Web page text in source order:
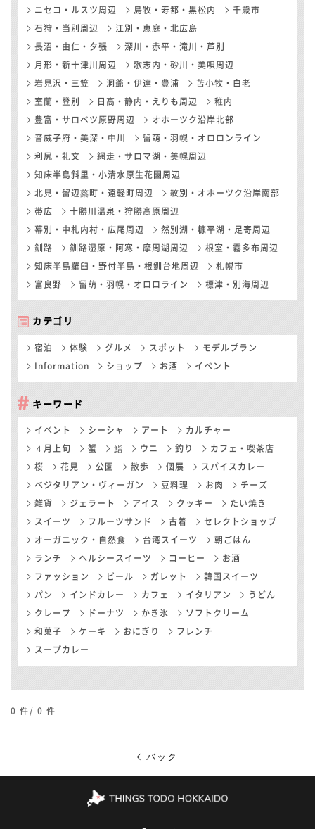
ニセコ・ルスツ周辺 島牧・寿都・黒松内 千歳市
石狩・当別周辺 江別・恵庭・北広島
長沼・由仁・夕張 深川・赤平・滝川・芦別
月形・新十津川周辺 歌志内・砂川・美唄周辺
岩見沢・三笠 洞爺・伊達・豊浦 苫小牧・白老
室蘭・登別 日高・静内・えりも周辺 稚内
豊富・サロベツ原野周辺 オホーツク沿岸北部
音威子府・美深・中川 留萌・羽幌・オロロンライン
利尻・礼文 網走・サロマ湖・美幌周辺
知床半島斜里・小清水原生花園周辺
北見・留辺蘂町・遠軽町周辺 紋別・オホーツク沿岸南部
帯広 十勝川温泉・狩勝高原周辺
幕別・中札内村・広尾周辺 然別湖・糠平湖・足寄周辺
釧路 釧路湿原・阿寒・摩周湖周辺 根室・霧多布周辺
知床半島羅臼・野付半島・根釧台地周辺 札幌市
富良野 留萌・羽幌・オロロライン 標津・別海周辺
カテゴリ
宿泊 体験 グルメ スポット モデルプラン
Information ショップ お酒 イベント
キーワード
イベント シーシャ アート カルチャー
４月上旬 蟹 鮨 ウニ 釣り カフェ・喫茶店
桜 花見 公園 散歩 個展 スパイスカレー
ベジタリアン・ヴィーガン 豆料理 お肉 チーズ
雑貨 ジェラート アイス クッキー たい焼き
スイーツ フルーツサンド 古着 セレクトショップ
オーガニック・自然食 台湾スイーツ 朝ごはん
ランチ ヘルシースイーツ コーヒー お酒
ファッション ビール ガレット 韓国スイーツ
パン インドカレー カフェ イタリアン うどん
クレープ ドーナツ かき氷 ソフトクリーム
和菓子 ケーキ おにぎり フレンチ
スープカレー
0 件/ 0 件
バック